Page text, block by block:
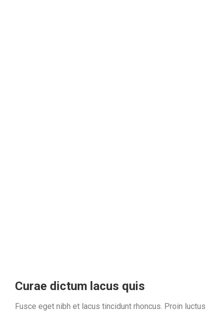
Curae dictum lacus quis
Fusce eget nibh et lacus tincidunt rhoncus. Proin luctus